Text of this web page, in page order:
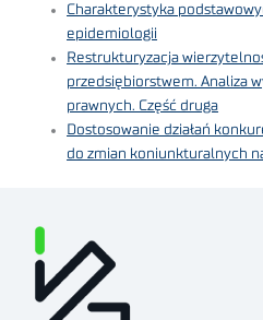
Charakterystyka
epidemiologii
Restrukturyzacja
przedsiębiorstwem. Analiza
prawnych. Część druga
Dostosowanie działań
do zmian koniunkturalnych